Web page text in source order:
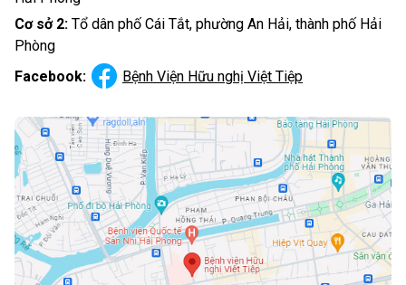
Cơ sở 2: Tổ dân phố Cái Tắt, phường An Hải, thành phố Hải
Phòng
Facebook:
Bệnh Viện Hữu nghị Việt Tiệp